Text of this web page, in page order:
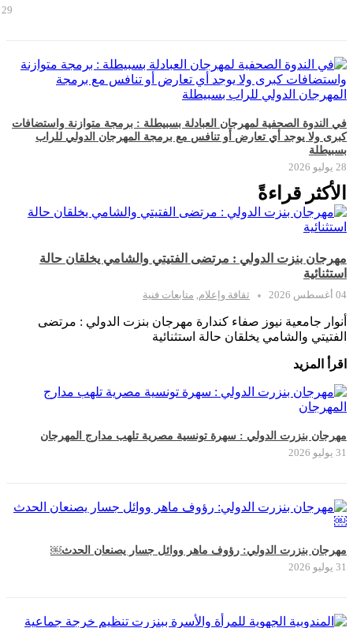
29 يوليو 2026
في الندوة الصحفية لمهرجان العبادلة بسبيطلة : برمجة متوازنة واستضافات
كبرى ولا يوجد أي تعارض أو تنافس مع برمجة المهرجان الدولي للراب
بسبيطلة
28 يوليو 2026
الأكثر قراءةً
مهرجان بنزت الدولي : مرتضى الفتيتي والشامي يخلقان حالة
استثنائية
04 أغسطس 2026 ثقافة وإعلام, متابعات فنية
أنوار جامعية نيوز صفاء كندارة مهرجان بنزت الدولي : مرتضى
الفتيتي والشامي يخلقان حالة استثنائية
اقرأ المزيد
مهرجان بنزرت الدولي : سهرة تونسية مصرية تلهب مدارج المهرجان
31 يوليو 2026
مهرجان بنزرت الدولي: رؤوف ماهر ووائل جسار يصنعان الحدث￼
31 يوليو 2026